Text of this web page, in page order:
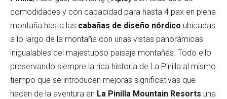
comodidades y con capacidad para hasta 4 pax en plena
montaña hasta las cabañas de diseño nórdico ubicadas
a lo largo de la montaña con unas vistas panorámicas
inigualables del majestuoso paisaje montañés. Todo ello
preservando siempre la rica historia de La Pinilla al mismo
tiempo que se introducen mejoras significativas que
hacen de la aventura en La Pinilla Mountain Resorts una